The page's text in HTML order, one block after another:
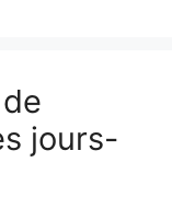
jours-